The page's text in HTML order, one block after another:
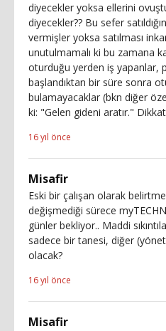
diyecekler yoksa ellerini
diyecekler?? Bu sefer
vermişler yoksa satılması
unutulmamalı ki bu zamana
oturduğu yerden iş yapanlar,
başlandıktan bir süre sonra
bulamayacaklar (bkn diğer
ki: "Gelen gideni aratır."
16 yıl önce
Misafir
Eski bir çalışan olarak
değişmediği sürece
günler bekliyor.. Maddi
sadece bir tanesi, diğer
olacak?
16 yıl önce
Misafir